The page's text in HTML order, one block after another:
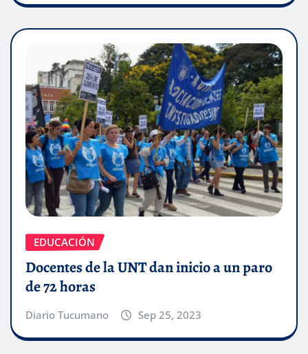
EDUCACIÓN
Docentes de la UNT dan inicio a un paro
de 72 horas
Diario Tucumano Sep 25, 2023